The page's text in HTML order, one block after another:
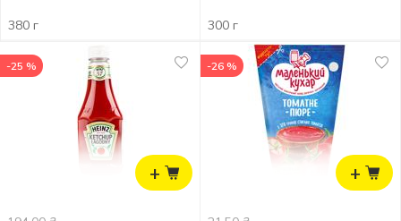
380 г 300 г
+
-25 %
+
-26 %